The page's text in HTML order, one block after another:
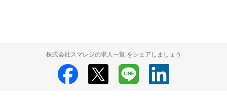
株式会社スマレジの求人一覧 をシェアしましょう